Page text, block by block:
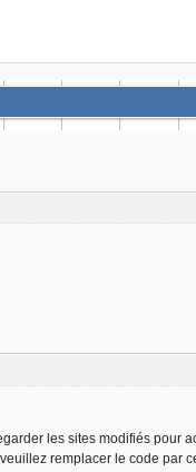
les sites modifiés pour
remplacer le code par